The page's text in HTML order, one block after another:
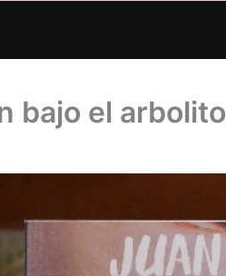
bajo el arbolito